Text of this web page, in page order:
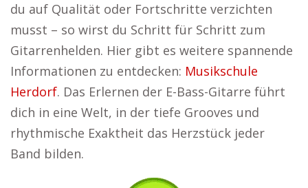
du auf Qualität oder Fortschritte verzichten
musst – so wirst du Schritt für Schritt zum
Gitarrenhelden. Hier gibt es weitere spannende
Informationen zu entdecken: Musikschule
Herdorf. Das Erlernen der E-Bass-Gitarre führt
dich in eine Welt, in der tiefe Grooves und
rhythmische Exaktheit das Herzstück jeder
Band bilden.